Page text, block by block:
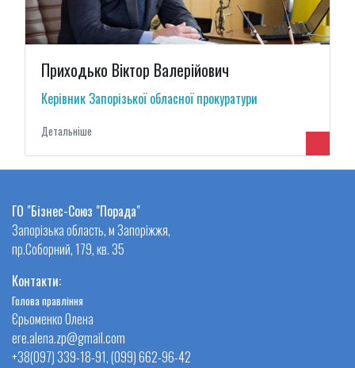
Приходько Віктор Валерійович
Керівник Запорізької обласної прокуратури
Детальнiше
ГО "Бізнес-Союз "Порада"
Запорізька область, м Запоріжжя,
пр.Соборний, 179, кв. 35
Контакти:
Голова правління
Єрьоменко Олена
ere.alena.zp@gmail.com
+38(097) 339-18-91, (099) 662-96-42